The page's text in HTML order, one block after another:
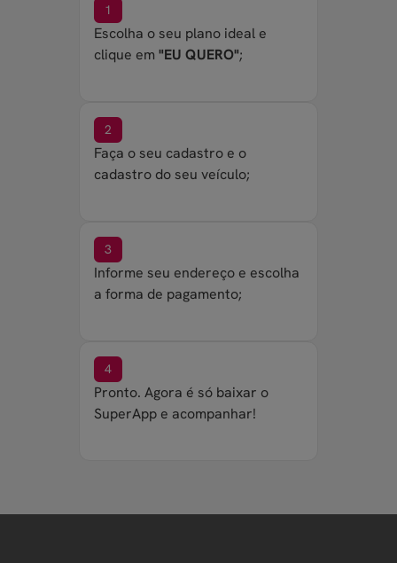
1
Escolha o seu plano ideal e
clique em "EU QUERO";
2
Faça o seu cadastro e o
cadastro do seu veículo;
3
Informe seu endereço e escolha
a forma de pagamento;
4
Pronto. Agora é só baixar o
SuperApp e acompanhar!